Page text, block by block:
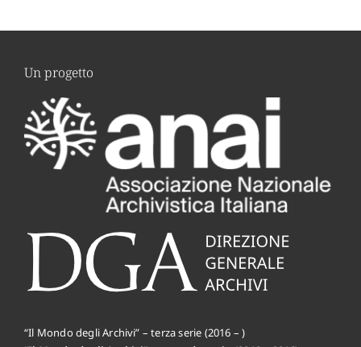
Un progetto
“Il Mondo degli Archivi” – terza serie (2016 – )